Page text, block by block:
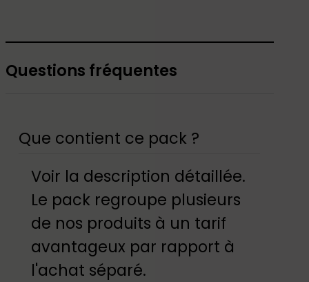
Questions fréquentes
Que contient ce pack ?
Voir la description détaillée.
Le pack regroupe plusieurs
de nos produits à un tarif
avantageux par rapport à
l'achat séparé.